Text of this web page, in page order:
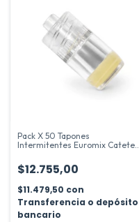
Pack X 50 Tapones
Intermitentes Euromix Cateter
$12.755,00
$11.479,50 con
Transferencia o depósito
bancario